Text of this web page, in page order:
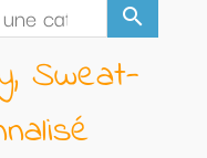
search
Sweat-